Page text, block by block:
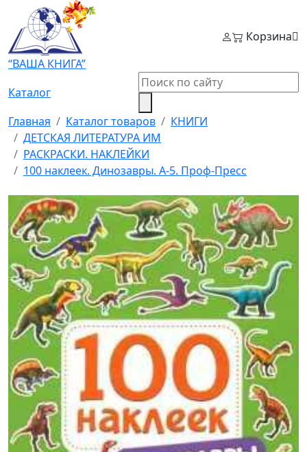
“ВАША КНИГА”
Корзина
Каталог
Главная
Каталог товаров
КНИГИ
ДЕТСКАЯ ЛИТЕРАТУРА ИМ
РАСКРАСКИ. НАКЛЕЙКИ
100 наклеек. Динозавры. А-5. Проф-Пресс